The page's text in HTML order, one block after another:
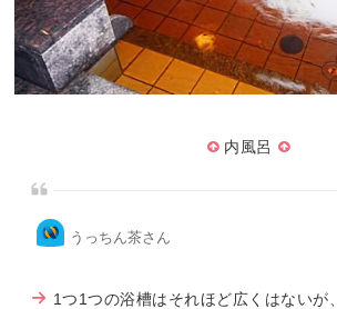
内風呂
うっちん茶さん
1つ1つの浴槽はそれほど広くはないが